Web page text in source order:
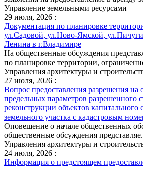
Управление земельными ресурсами
29 июля, 2026 :
Документация по планировке
ул.Садовой, ул.Ново-Ямской,
Ленина в г.Владимире
На общественные обсуждения
по планировке территории,
Управления архитектуры и
27 июля, 2026 :
Вопрос предоставления разрешения на
предельных параметров разрешенного
реконструкции объектов капитального
земельного участка с кадастровым
Оповещение о начале общественных
общественные обсуждения
Управления архитектуры и
24 июля, 2026 :
Информация о предстоящем